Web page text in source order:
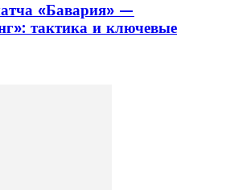
«Бавария» —
тактика и ключевые